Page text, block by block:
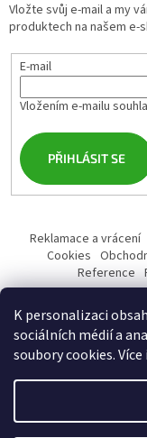
K personalizaci
sociálních médií a
soubory cookies.
Vložte svůj e-mail a my
produktech na našem e-
E-mail
Vložením e-mailu
PŘIHLÁSIT SE
Reklamace a vrácení
Cookies
Reference